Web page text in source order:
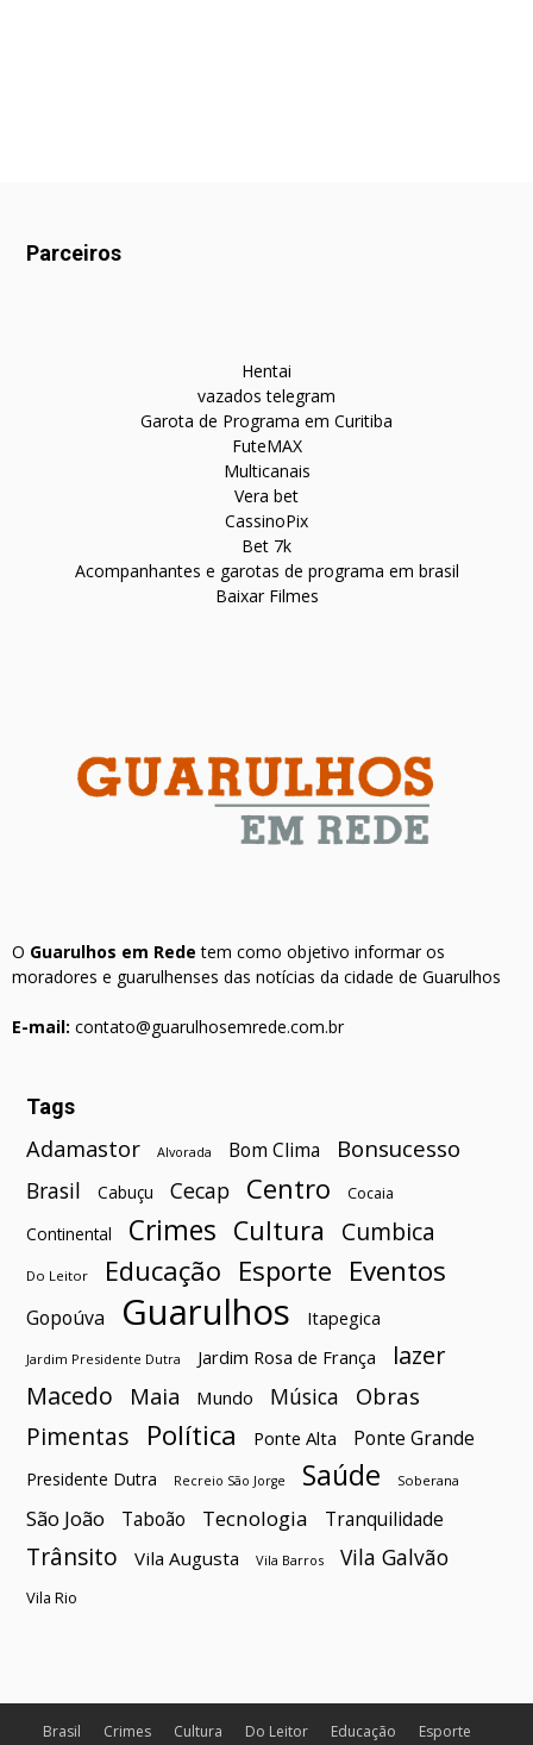
Parceiros
Hentai
vazados telegram
Garota de Programa em Curitiba
FuteMAX
Multicanais
Vera bet
CassinoPix
Bet 7k
Acompanhantes e garotas de programa em brasil
Baixar Filmes
O Guarulhos em Rede tem como objetivo informar os
moradores e guarulhenses das notícias da cidade de Guarulhos
E-mail: contato@guarulhosemrede.com.br
Tags
Adamastor Alvorada Bom Clima Bonsucesso
Brasil Cabuçu Cecap Centro Cocaia
Continental Crimes Cultura Cumbica
Do Leitor Educação Esporte Eventos
Gopoúva Guarulhos Itapegica
Jardim Presidente Dutra Jardim Rosa de França
lazer
Macedo
Maia Mundo Música Obras
Pimentas Política Ponte Alta Ponte Grande
Presidente Dutra Recreio São Jorge Saúde Soberana
São João Taboão Tecnologia Tranquilidade
Trânsito Vila Augusta Vila Barros Vila Galvão
Vila Rio
Brasil Crimes Cultura Do Leitor Educação Esporte